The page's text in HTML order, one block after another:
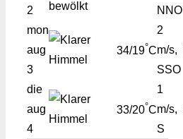
2
NNO
mon
aug
3
34/19°C
2
m/s,
SSO
die
aug
4
33/20°C
1
m/s,
S